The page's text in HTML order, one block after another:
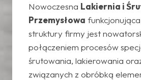
Nowoczesna Lakiernia i
Przemysłowa
struktury firmy jest
połączeniem procesów
śrutowania, lakierowania
związanych z obróbką